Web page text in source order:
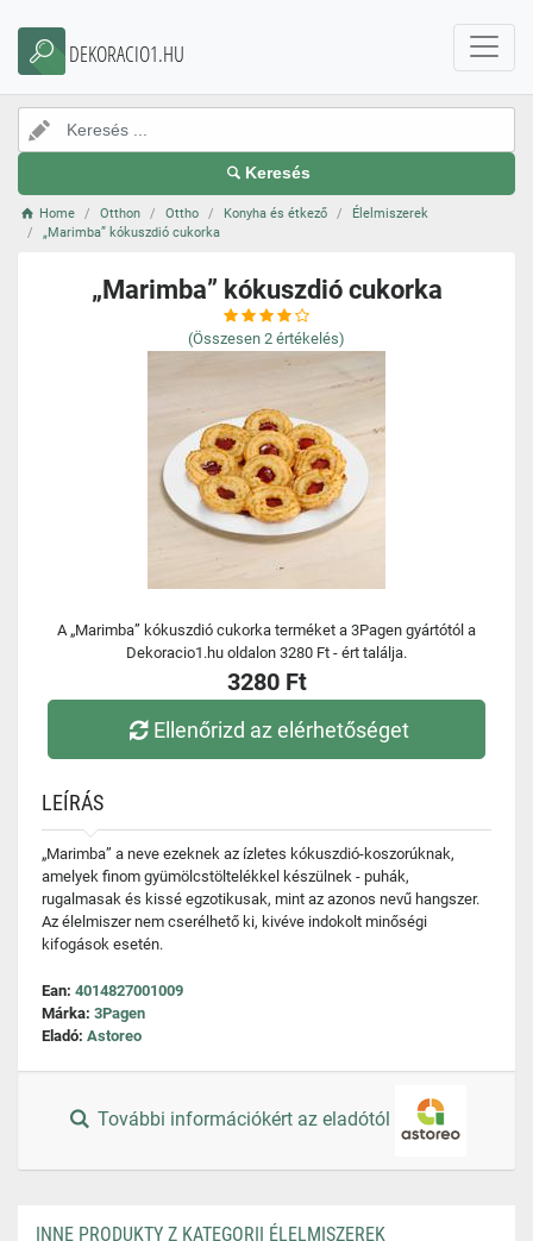
DEKORACIO1.HU
Keresés
Home Otthon Ottho Konyha és étkező
Élelmiszerek
„Marimba” kókuszdió cukorka
„Marimba” kókuszdió cukorka
(Összesen 2 értékelés)
A „Marimba” kókuszdió cukorka terméket a 3Pagen gyártótól a
Dekoracio1.hu oldalon 3280 Ft - ért találja.
3280 Ft
Ellenőrizd az elérhetőséget
LEÍRÁS
„Marimba” a neve ezeknek az ízletes kókuszdió-koszorúknak,
amelyek finom gyümölcstöltelékkel készülnek - puhák,
rugalmasak és kissé egzotikusak, mint az azonos nevű hangszer.
Az élelmiszer nem cserélhető ki, kivéve indokolt minőségi
kifogások esetén.
Ean: 4014827001009
Márka: 3Pagen
Eladó: Astoreo
További információkért az eladótól
INNE PRODUKTY Z KATEGORII ÉLELMISZEREK